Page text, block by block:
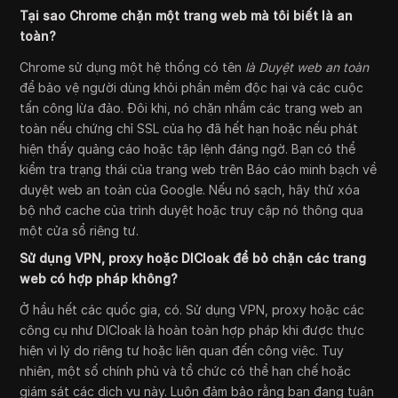
Tại sao Chrome chặn một trang web mà tôi biết là an
toàn?
Chrome sử dụng một hệ thống có tên là Duyệt web an toàn
để bảo vệ người dùng khỏi phần mềm độc hại và các cuộc
tấn công lừa đảo. Đôi khi, nó chặn nhầm các trang web an
toàn nếu chứng chỉ SSL của họ đã hết hạn hoặc nếu phát
hiện thấy quảng cáo hoặc tập lệnh đáng ngờ. Bạn có thể
kiểm tra trạng thái của trang web trên Báo cáo minh bạch về
duyệt web an toàn của Google. Nếu nó sạch, hãy thử xóa
bộ nhớ cache của trình duyệt hoặc truy cập nó thông qua
một cửa sổ riêng tư.
Sử dụng VPN, proxy hoặc DICloak để bỏ chặn các trang
web có hợp pháp không?
Ở hầu hết các quốc gia, có. Sử dụng VPN, proxy hoặc các
công cụ như DICloak là hoàn toàn hợp pháp khi được thực
hiện vì lý do riêng tư hoặc liên quan đến công việc. Tuy
nhiên, một số chính phủ và tổ chức có thể hạn chế hoặc
giám sát các dịch vụ này. Luôn đảm bảo rằng bạn đang tuân